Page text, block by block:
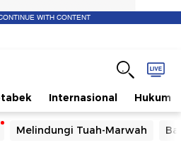
WITH CONTENT
Internasional Hukum
Melindungi Tuah-Marwah